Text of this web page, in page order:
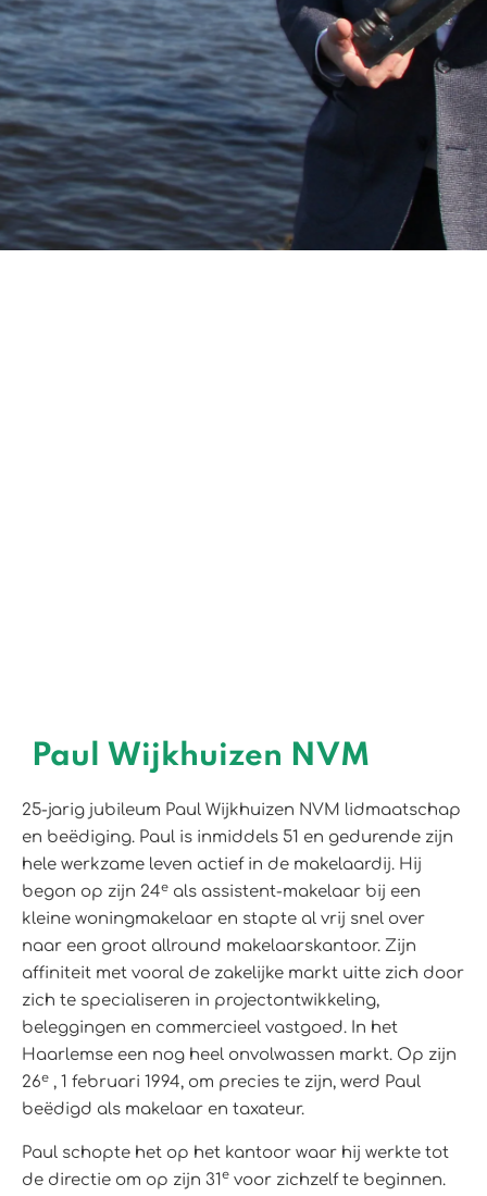
Paul Wijkhuizen NVM
25-jarig jubileum Paul Wijkhuizen NVM lidmaatschap
en beëdiging. Paul is inmiddels 51 en gedurende zijn
hele werkzame leven actief in de makelaardij. Hij
begon op zijn 24e als assistent-makelaar bij een
kleine woningmakelaar en stapte al vrij snel over
naar een groot allround makelaarskantoor. Zijn
affiniteit met vooral de zakelijke markt uitte zich door
zich te specialiseren in projectontwikkeling,
beleggingen en commercieel vastgoed. In het
Haarlemse een nog heel onvolwassen markt. Op zijn
26e , 1 februari 1994, om precies te zijn, werd Paul
beëdigd als makelaar en taxateur.
Paul schopte het op het kantoor waar hij werkte tot
de directie om op zijn 31e voor zichzelf te beginnen.